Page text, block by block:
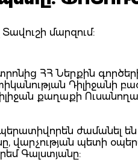
Տավուշի մարզում:
ՀՀ Ներքին
Դիլիջանի
քաղաքի
ժամանել
վարչության պետի
Գալստյանը: